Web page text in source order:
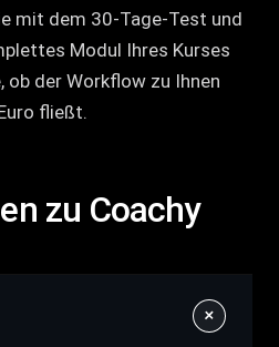
mit dem 30-Tage-Test und
Modul Ihres Kurses
ob der Workflow zu Ihnen
fließt.
zu Coachy